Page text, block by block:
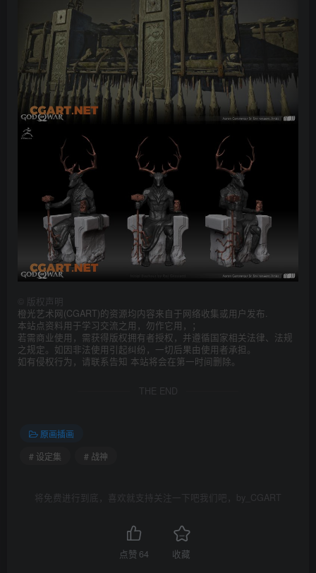
版权声明
橙光艺术网(CGART)的资源均内容来自于网络收集或用户发布.
本站点资料用于学习交流之用，勿作它用，；
若需商业使用，需获得版权拥有者授权，并遵循国家相关法律、法规
之规定。如因非法使用引起纠纷，一切后果由使用者承担。
如有侵权行为，请联系告知 本站将会在第一时间删除。
THE END
原画插画
# 设定集
# 战神
将免费进行到底，喜欢就支持关注一下吧我们吧，by_CGART
点赞 64 收藏